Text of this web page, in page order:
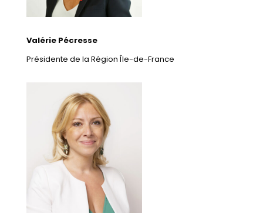
Valérie Pécresse
Présidente de la Région Île-de-France